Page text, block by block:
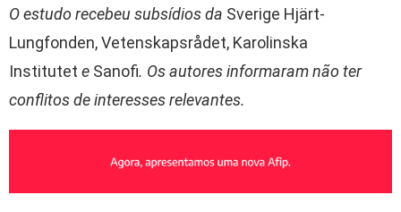
O estudo recebeu subsídios da Sverige Hjärt-
Lungfonden, Vetenskapsrådet, Karolinska
Institutet e Sanofi. Os autores informaram não ter
conflitos de interesses relevantes.